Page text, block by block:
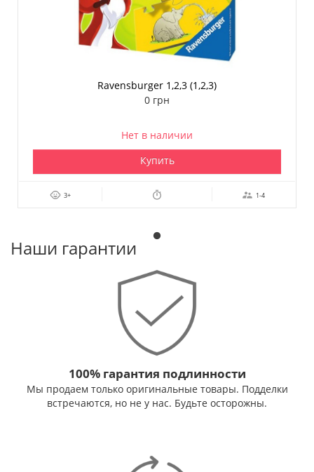
Ravensburger 1,2,3 (1,2,3)
0 грн
Нет в наличии
Купить
3+ 1-4
Наши гарантии
100% гарантия подлинности
Мы продаем только оригинальные товары. Подделки
встречаются, но не у нас. Будьте осторожны.